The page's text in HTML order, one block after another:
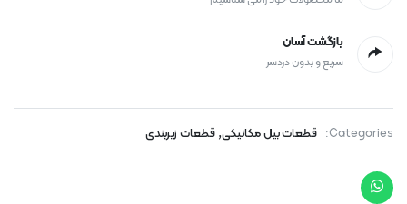
بازگشت آسان
سریع و بدون دردسر
Categories: قطعات بیل مکانیکی,قطعات زیربندی